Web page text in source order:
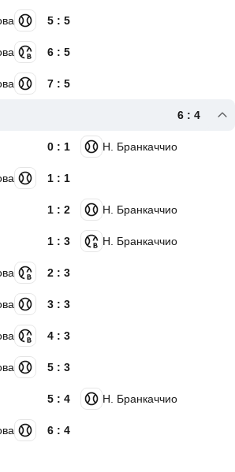
5 : 5
6 : 5
7 : 5
6 : 4
Н. Бранкаччио
0 : 1
1 : 1
Н. Бранкаччио
1 : 2
Н. Бранкаччио
1 : 3
2 : 3
3 : 3
4 : 3
5 : 3
Н. Бранкаччио
5 : 4
6 : 4